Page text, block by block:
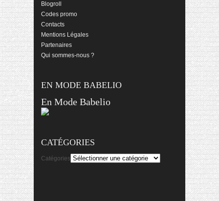
Blogroll
Codes promo
Contacts
Mentions Légales
Partenaires
Qui sommes-nous ?
EN MODE BABELIO
En Mode Babelio
CATÉGORIES
Catégories